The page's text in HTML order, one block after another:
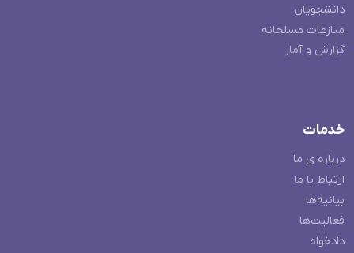
دانشجویان
منازعات مسلحانه
گزارش و آمار
خدمات
درباره ی ما
ارتباط با ما
بیانیه‌ها
فعالیت‌ها
دادخواه